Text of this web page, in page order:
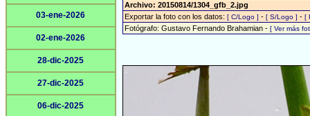
03-ene-2026
02-ene-2026
28-dic-2025
27-dic-2025
06-dic-2025
Archivo: 20150814/1304_gfb_2.jpg
Exportar la foto con los datos: [ C/Logo ] - [ S/Logo ] - [
Fotógrafo: Gustavo Fernando Brahamian - [ Ver más